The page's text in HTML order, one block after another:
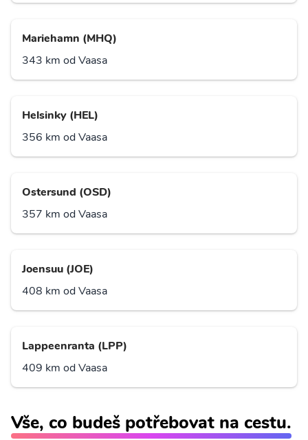
Mariehamn (MHQ)
343 km od Vaasa
Helsinky (HEL)
356 km od Vaasa
Ostersund (OSD)
357 km od Vaasa
Joensuu (JOE)
408 km od Vaasa
Lappeenranta (LPP)
409 km od Vaasa
Vše, co budeš potřebovat na cestu.